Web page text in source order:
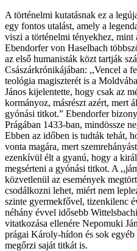
A történelmi kutatásnak ez a
egy fontos utalást, amely a
viszi a történelmi tényekhez, mint
Ebendorfer von Haselbach
az első humanisták közt tartják
Császárkrónikájában: ,,Vencel a
teológia magiszterét is a
János kijelentette, hogy csak az
kormányoz, másrészt azért, mert
gyónási titkot.” Ebendorfer
Prágában 1433-ban, mindössze
Ebben az időben is tudták tehát,
vonta magára, mert
ezenkívül élt a gyanú, hogy a
megsérteni a gyónási titkot. A
közvetlenül az események
csodálkozni lehet, miért nem
szinte gyermekfővel, tizenkilenc
néhány évvel idősebb
vitatkozása ellenére Nepomuki
prágai Károly-hídon és sok
megőrzi saját titkát is.